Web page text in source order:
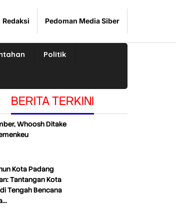
Redaksi Pedoman Media Siber
Politik
BERITA TERKINI
Whoosh Ditake
Kota Padang
Tantangan Kota
Tengah Bencana